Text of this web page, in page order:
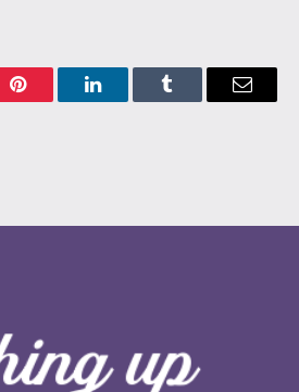
Pinterest LinkedInTumblr Email